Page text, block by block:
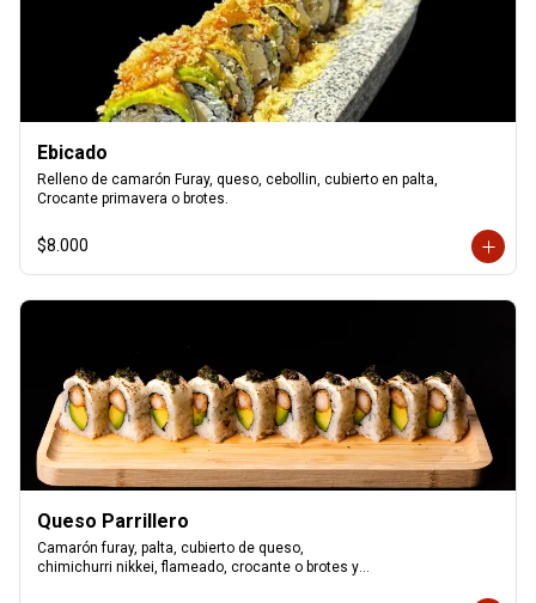
Ebicado
Relleno de camarón Furay, queso, cebollin, cubierto en palta,
Crocante primavera o brotes.
$8.000
Queso Parrillero
Camarón furay, palta, cubierto de queso,
chimichurri nikkei, flameado, crocante o brotes y